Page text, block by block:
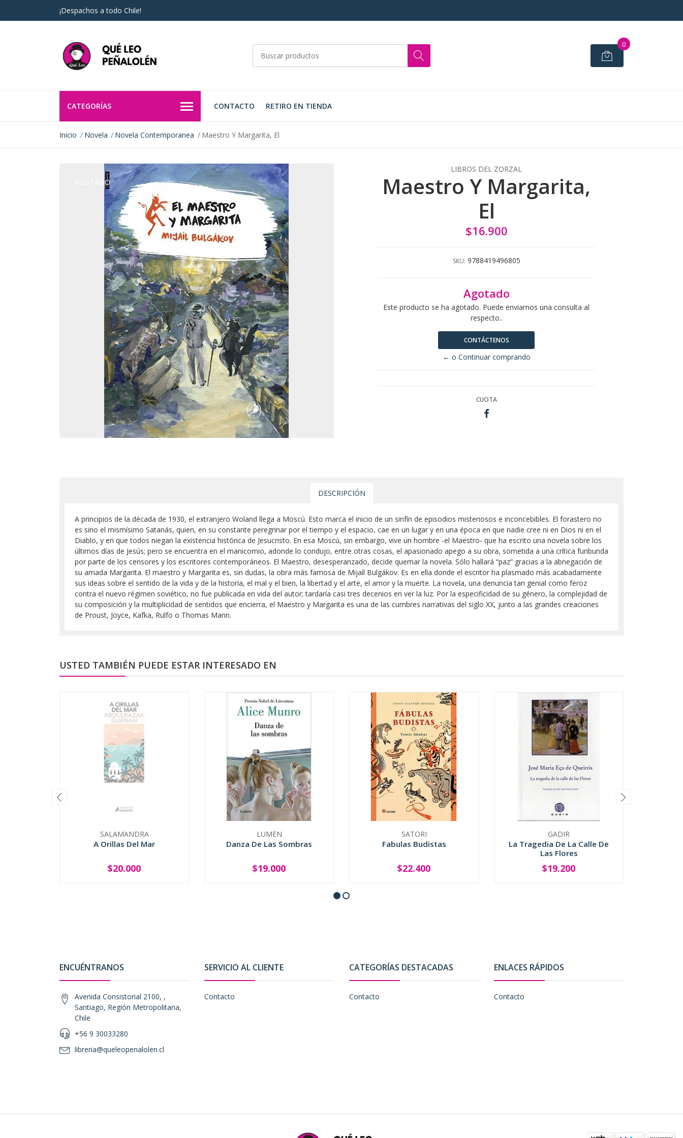
¡Despachos a todo Chile!
0
CATEGORÍAS CONTACTO RETIRO EN TIENDA
Inicio Novela Novela Contemporanea Maestro Y Margarita, El
AGOTADO
LIBROS DEL ZORZAL
Maestro Y Margarita,
El
$16.900
SKU: 9788419496805
Agotado
Este producto se ha agotado. Puede enviarnos una consulta al
respecto..
CONTÁCTENOS
← o Continuar comprando
CUOTA
DESCRIPCIÓN
A principios de la década de 1930, el extranjero Woland llega a Moscú. Esto marca el inicio de un sinfín de episodios misteriosos e inconcebibles. El forastero no
es sino el mismísimo Satanás, quien, en su constante peregrinar por el tiempo y el espacio, cae en un lugar y en una época en que nadie cree ni en Dios ni en el
Diablo, y en que todos niegan la existencia histórica de Jesucristo. En esa Moscú, sin embargo, vive un hombre -el Maestro- que ha escrito una novela sobre los
últimos días de Jesús; pero se encuentra en el manicomio, adonde lo condujo, entre otras cosas, el apasionado apego a su obra, sometida a una crítica furibunda
por parte de los censores y los escritores contemporáneos. El Maestro, desesperanzado, decide quemar la novela. Sólo hallará “paz” gracias a la abnegación de
su amada Margarita. El maestro y Margarita es, sin dudas, la obra más famosa de Mijaíl Bulgákov. Es en ella donde el escritor ha plasmado más acabadamente
sus ideas sobre el sentido de la vida y de la historia, el mal y el bien, la libertad y el arte, el amor y la muerte. La novela, una denuncia tan genial como feroz
contra el nuevo régimen soviético, no fue publicada en vida del autor; tardaría casi tres decenios en ver la luz. Por la especificidad de su género, la complejidad de
su composición y la multiplicidad de sentidos que encierra, el Maestro y Margarita es una de las cumbres narrativas del siglo XX, junto a las grandes creaciones
de Proust, Joyce, Kafka, Rulfo o Thomas Mann.
USTED TAMBIÉN PUEDE ESTAR INTERESADO EN
SALAMANDRA
A Orillas Del Mar
SOLD OUT
$20.000
LUMEN
Danza De Las Sombras
+
$19.000
SATORI
Fabulas Budistas
+
$22.400
GADIR
La Tragedia De La Calle De
Las Flores
+
$19.200
ENCUÉNTRANOS
Avenida Consistorial 2100, ,
Santiago, Región Metropolitana,
Chile
+56 9 30033280
libreria@queleopenalolen.cl
SERVICIO AL CLIENTE
Contacto
CATEGORÍAS DESTACADAS
Contacto
ENLACES RÁPIDOS
Contacto